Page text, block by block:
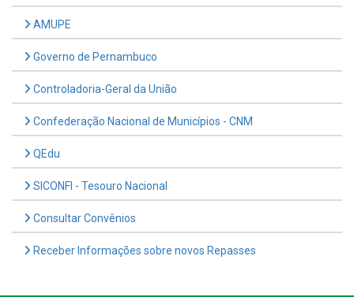
AMUPE
Governo de Pernambuco
Controladoria-Geral da União
Confederação Nacional de Municípios - CNM
QEdu
SICONFI - Tesouro Nacional
Consultar Convênios
Receber Informações sobre novos Repasses